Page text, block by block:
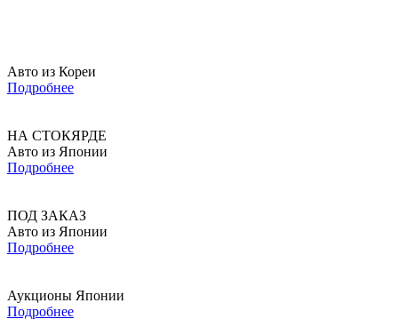
Авто из Кореи
Подробнее
НА СТОКЯРДЕ
Авто из Японии
Подробнее
ПОД ЗАКАЗ
Авто из Японии
Подробнее
Аукционы Японии
Подробнее